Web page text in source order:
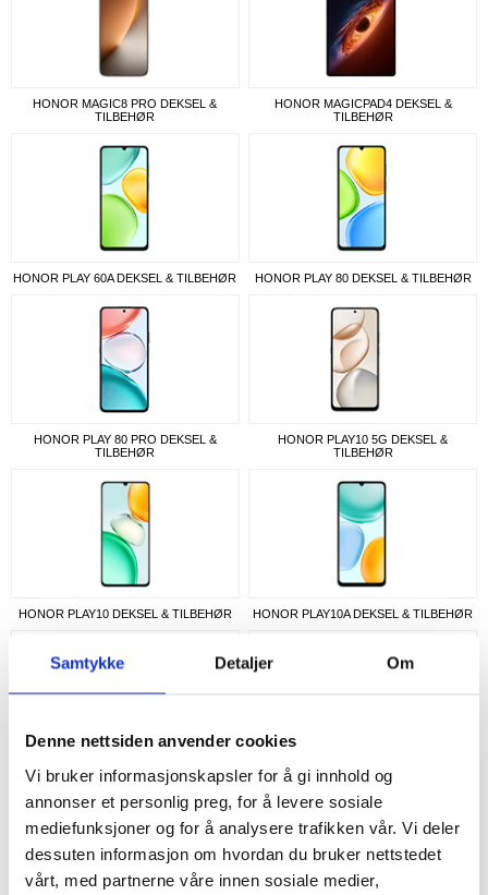
Samtykke Detaljer Om
Denne nettsiden anvender cookies
Vi bruker informasjonskapsler for å gi innhold og
annonser et personlig preg, for å levere sosiale
mediefunksjoner og for å analysere trafikken vår. Vi deler
dessuten informasjon om hvordan du bruker nettstedet
vårt, med partnerne våre innen sosiale medier,
HONOR MAGIC8 PRO DEKSEL &
TILBEHØR
HONOR MAGICPAD4 DEKSEL &
TILBEHØR
HONOR PLAY 60A DEKSEL & TILBEHØR HONOR PLAY 80 DEKSEL & TILBEHØR
HONOR PLAY 80 PRO DEKSEL &
TILBEHØR
HONOR PLAY10 5G DEKSEL &
TILBEHØR
HONOR PLAY10 DEKSEL & TILBEHØR HONOR PLAY10A DEKSEL & TILBEHØR
HONOR PLAY10C DEKSEL & TILBEHØR
HONOR PLAY11 PLUS DEKSEL &
TILBEHØR